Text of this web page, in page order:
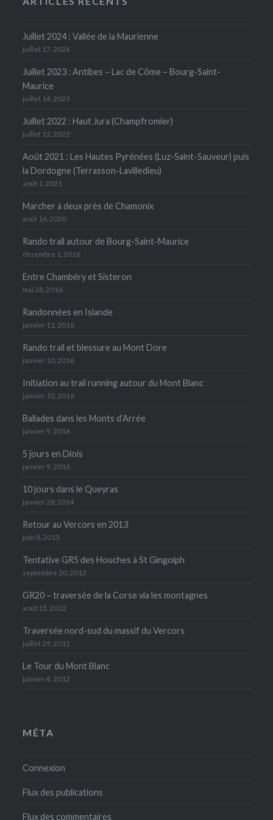
Juillet 2024 : Vallée de la Maurienne
juillet 17, 2024
Juillet 2023 : Antibes – Lac de Côme – Bourg-Saint-
Maurice
juillet 14, 2023
Juillet 2022 : Haut Jura (Champfromier)
juillet 12, 2022
Août 2021 : Les Hautes Pyrénées (Luz-Saint-Sauveur) puis
la Dordogne (Terrasson-Lavilledieu)
août 1, 2021
Marcher à deux près de Chamonix
août 16, 2020
Rando trail autour de Bourg-Saint-Maurice
décembre 1, 2016
Entre Chambéry et Sisteron
mai 28, 2016
Randonnées en Islande
janvier 11, 2016
Rando trail et blessure au Mont Dore
janvier 10, 2016
Initiation au trail running autour du Mont Blanc
janvier 10, 2016
Ballades dans les Monts d’Arrée
janvier 9, 2016
5 jours en Diois
janvier 9, 2016
10 jours dans le Queyras
janvier 28, 2014
Retour au Vercors en 2013
juin 8, 2013
Tentative GR5 des Houches à St Gingolph
septembre 20, 2012
GR20 – traversée de la Corse via les montagnes
août 15, 2012
Traversée nord-sud du massif du Vercors
juillet 29, 2012
Le Tour du Mont Blanc
janvier 4, 2012
MÉTA
Connexion
Flux des publications
Flux des commentaires